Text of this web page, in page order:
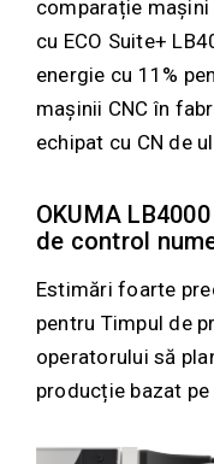
comparație
cu ECO Suite+
energie cu 11%
mașinii CNC în
echipat cu CN de
OKUMA
de control
Estimări foarte
pentru Timpul de
operatorului să
producție bazat